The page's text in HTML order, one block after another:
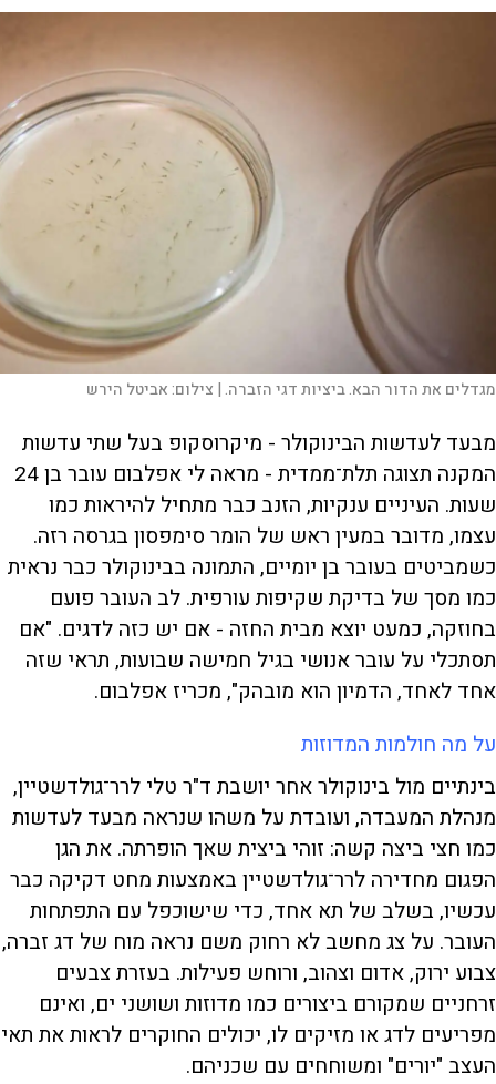
מגדלים את הדור הבא. ביציות דגי הזברה. | צילום:אביטל הירש
מבעד לעדשות הבינוקולר - מיקרוסקופ בעל שתי עדשות
המקנה תצוגה תלת־ממדית - מראה לי אפלבום עובר בן 24
שעות. העיניים ענקיות, הזנב כבר מתחיל להיראות כמו
עצמו, מדובר במעין ראש של הומר סימפסון בגרסה רזה.
כשמביטים בעובר בן יומיים, התמונה בבינוקולר כבר נראית
כמו מסך של בדיקת שקיפות עורפית. לב העובר פועם
בחוזקה, כמעט יוצא מבית החזה - אם יש כזה לדגים. "אם
תסתכלי על עובר אנושי בגיל חמישה שבועות, תראי שזה
אחד לאחד, הדמיון הוא מובהק", מכריז אפלבום.
על מה חולמות המדוזות
בינתיים מול בינוקולר אחר יושבת ד"ר טלי לרר־גולדשטיין,
מנהלת המעבדה, ועובדת על משהו שנראה מבעד לעדשות
כמו חצי ביצה קשה: זוהי ביצית שאך הופרתה. את הגן
הפגום מחדירה לרר־גולדשטיין באמצעות מחט דקיקה כבר
עכשיו, בשלב של תא אחד, כדי שישוכפל עם התפתחות
העובר. על צג מחשב לא רחוק משם נראה מוח של דג זברה,
צבוע ירוק, אדום וצהוב, ורוחש פעילות. בעזרת צבעים
זרחניים שמקורם ביצורים כמו מדוזות ושושני ים, ואינם
מפריעים לדג או מזיקים לו, יכולים החוקרים לראות את תאי
העצב "יורים" ומשוחחים עם שכניהם.